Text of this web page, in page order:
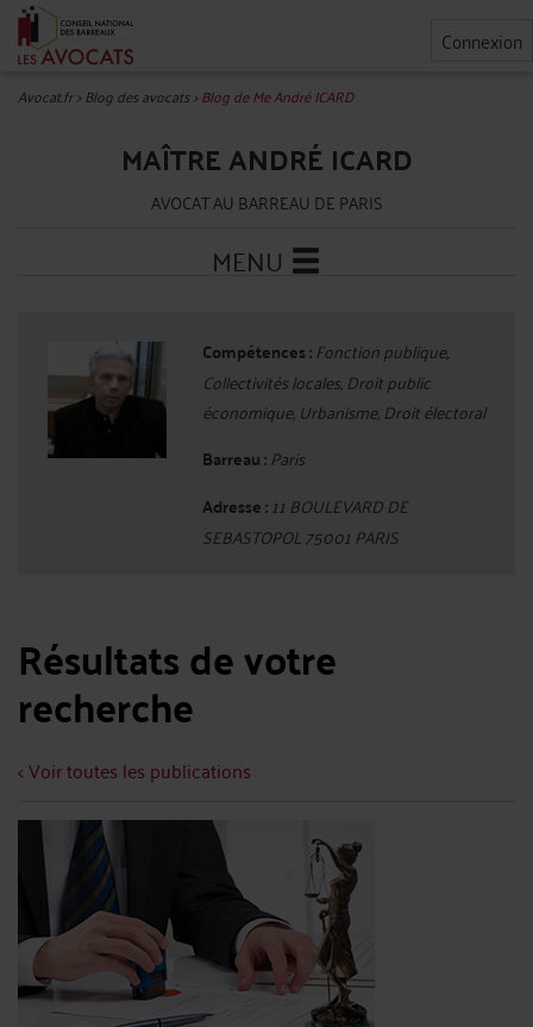
Connexion
Avocat.fr>Blog des avocats>Blog de Me André ICARD
MAÎTRE ANDRÉ ICARD
AVOCAT AU BARREAU DE PARIS
MENU
Compétences : Fonction publique,
Collectivités locales, Droit public
économique, Urbanisme, Droit électoral
Barreau : Paris
Adresse :11 BOULEVARD DE
SEBASTOPOL 75001 PARIS
Résultats de votre
recherche
< Voir toutes les publications